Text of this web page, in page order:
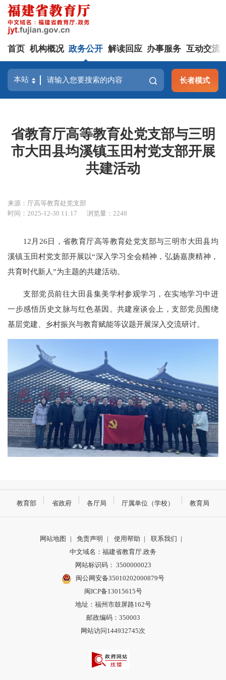
首页 机构概况 政务公开 解读回应 办事服务 互动交流
长者模式
省教育厅高等教育处党支部与三明
市大田县均溪镇玉田村党支部开展
共建活动
来源：厅高等教育处党支部
时间：2025-12-30 11:17
浏览量：2248
12月26日，省教育厅高等教育处党支部与三明市大田县均
溪镇玉田村党支部开展以“深入学习全会精神，弘扬嘉庚精神，
共育时代新人”为主题的共建活动。
支部党员前往大田县集美学村参观学习，在实地学习中进
一步感悟历史文脉与红色基因。共建座谈会上，支部党员围绕
基层党建、乡村振兴与教育赋能等议题开展深入交流研讨。
教育部 省政府 各厅局 厅属单位（学校） 教育局
网站地图 | 免责声明 | 使用帮助 | 联系我们 |
中文域名：福建省教育厅.政务
网站标识码： 3500000023
闽公网安备35010202000879号
闽ICP备13015615号
地址：福州市鼓屏路162号
邮政编码：350003
网站访问144932745次